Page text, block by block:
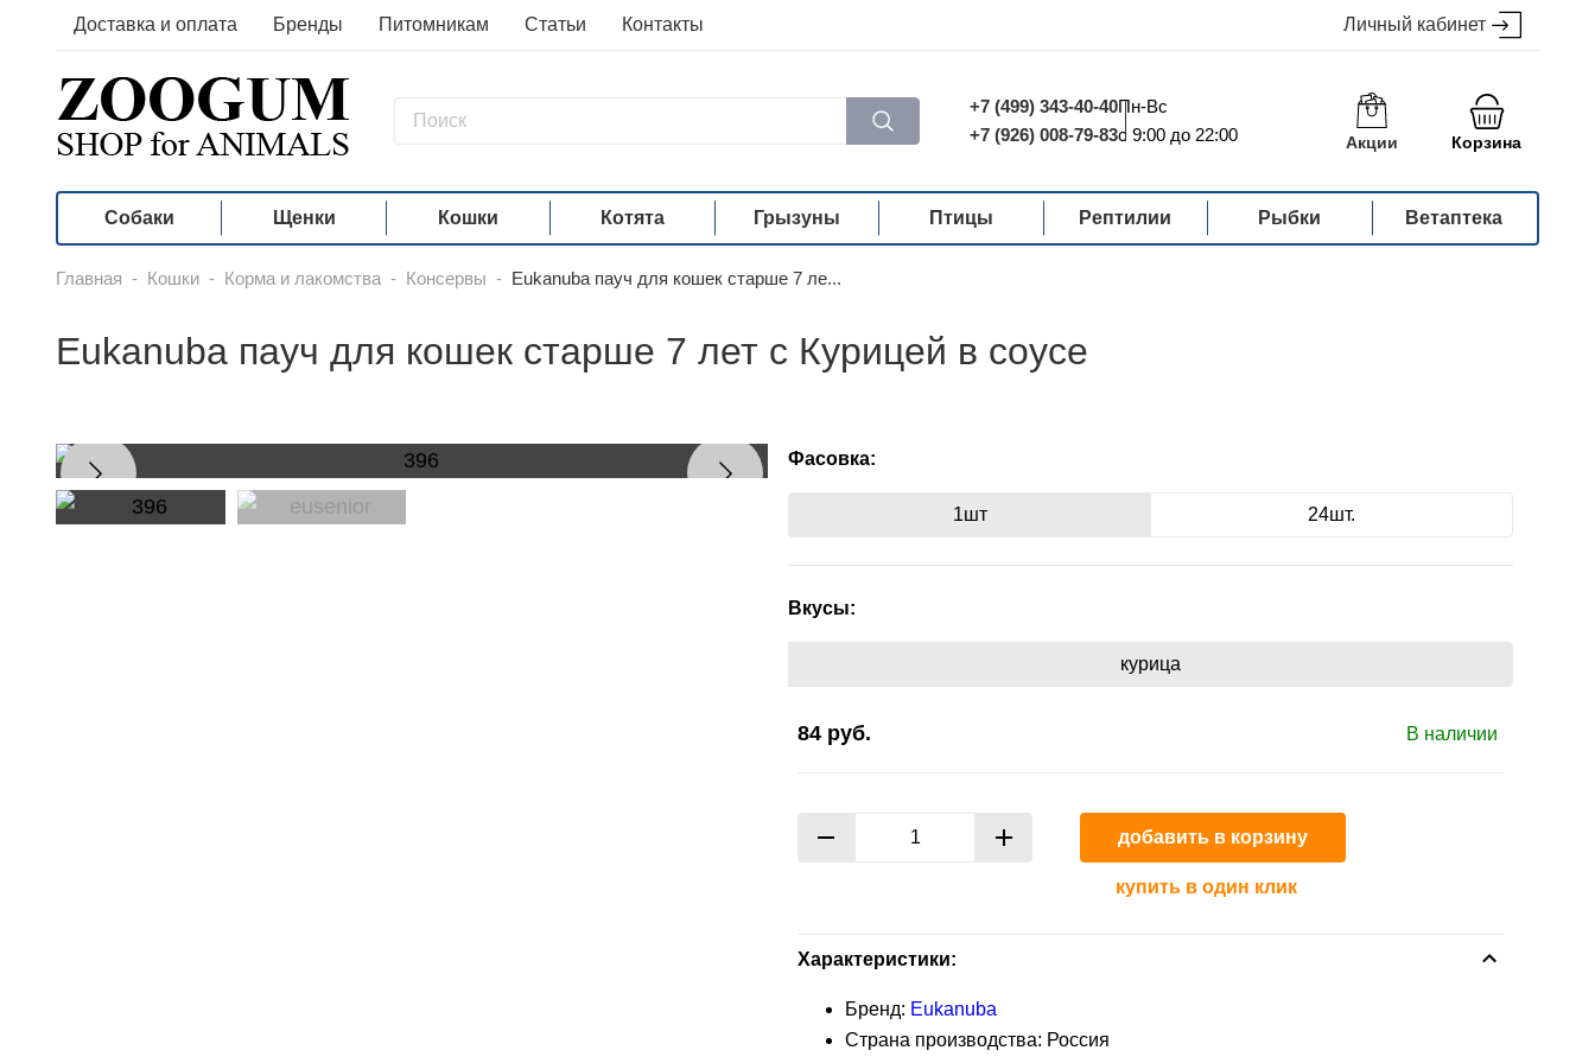
Доставка и оплата Бренды Питомникам Статьи Контакты Личный кабинет
+7 (499) 343-40-40
+7 (926) 008-79-83
Пн-Вс
с 9:00 до 22:00
Акции Корзина
Собаки Щенки Кошки Котята Грызуны Птицы Рептилии Рыбки Ветаптека
Главная - Кошки - Корма и лакомства - Консервы - Eukanuba пауч для кошек старше 7 ле...
Eukanuba пауч для кошек старше 7 лет с Курицей в соусе
Фасовка:
1шт 24шт.
Вкусы:
курица
84 руб. В наличии
добавить в корзину
купить в один клик
Характеристики:
Бренд: Eukanuba
Страна производства: Россия